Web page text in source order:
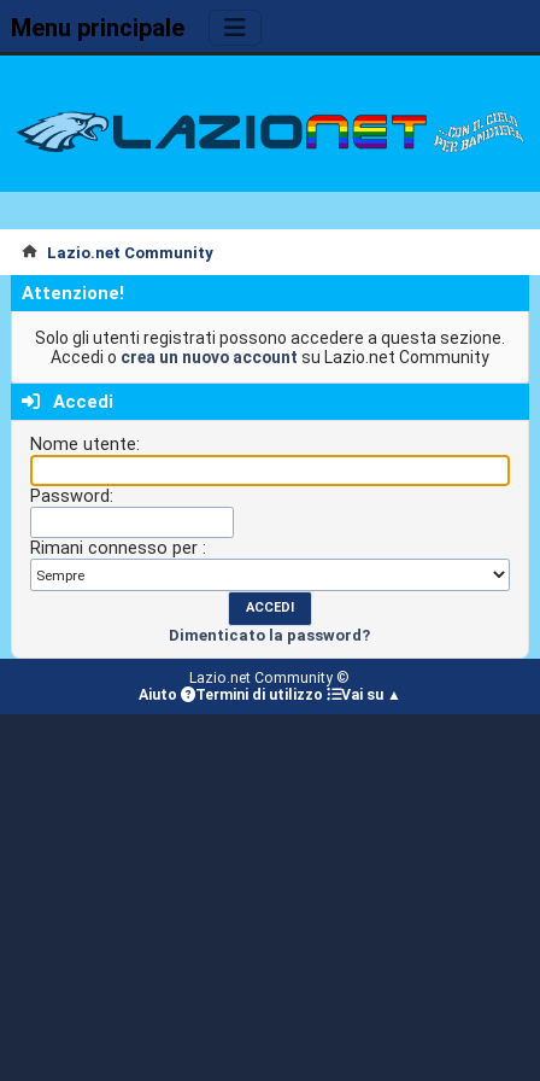
Menu principale
Lazio.net Community
Attenzione!
Solo gli utenti registrati possono accedere a questa sezione.
Accedi o crea un nuovo account su Lazio.net Community
Accedi
Nome utente:
Password:
Rimani connesso per :
Dimenticato la password?
Lazio.net Community ©
Aiuto
Termini di utilizzo Vai su ▲